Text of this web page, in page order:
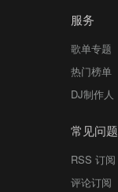
服务
歌单专题
热门榜单
DJ制作人
常见问题
RSS 订阅
评论订阅